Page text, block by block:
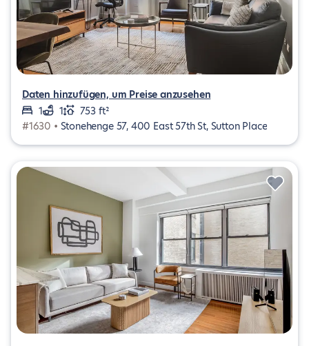
Daten hinzufügen, um Preise anzusehen
1
1
753 ft²
#1630 • Stonehenge 57, 400 East 57th St, Sutton Place